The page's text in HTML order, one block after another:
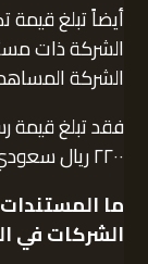
أيضاً تبلغ
الشركة المساهمة ١٦٠٠ ريال
فقد تبلغ قيمة
٢٢٠٠ ريال سعودي فقط.
ما
الشركات في